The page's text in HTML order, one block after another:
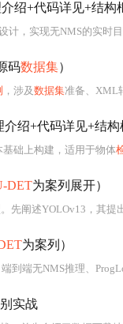
介绍+代码详见+结
计，实现无NMS的实时
码数据集）
，涉及数据集准备、XML
介绍+代码详见+结
础上构建，适用于物体
DET为案列展开）
先阐述YOLOv13，其提
为案列）
到端无NMS推理、
实战